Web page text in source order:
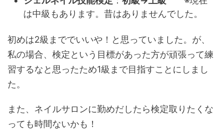
は中級もあります。昔はありませんでした。
初めは2級まででいいや！と思っていました。が、
私の場合、検定という目標があった方が頑張って練
習するなと思ったため1級まで目指すことにしまし
た。
また、ネイルサロンに勤めだしたら検定取りたくな
っても時間ないかも！